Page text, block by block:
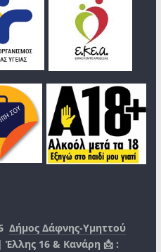
Δήμος Δάφνης-Υμηττού
16 & Κανάρη 📩 :